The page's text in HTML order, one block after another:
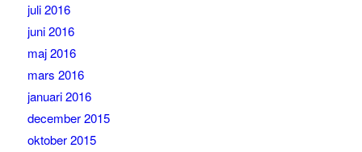
juli 2016
juni 2016
maj 2016
mars 2016
januari 2016
december 2015
oktober 2015